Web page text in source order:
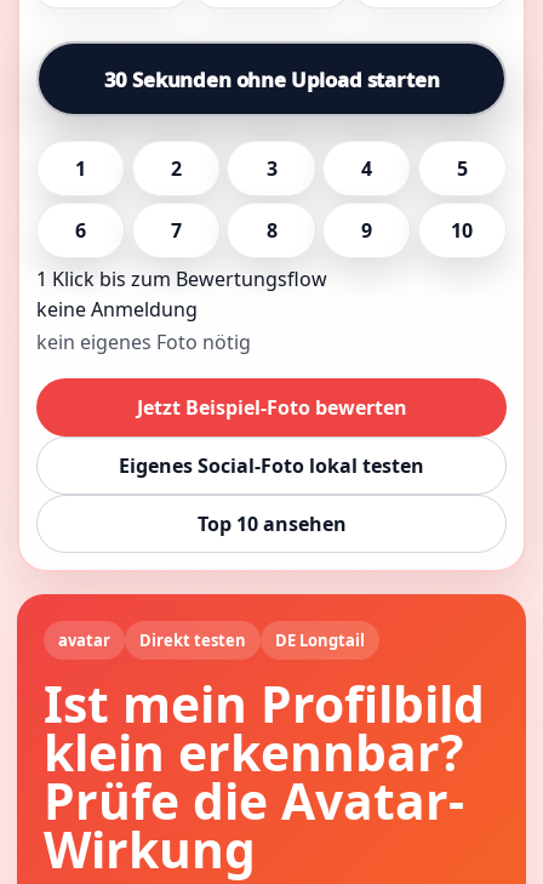
30 Sekunden ohne Upload starten
1 2 3 4 5
6 7 8 9
10
1 Klick bis zum Bewertungsflow
keine Anmeldung
kein eigenes Foto nötig
Jetzt Beispiel-Foto bewerten
Eigenes Social-Foto lokal testen
Top 10 ansehen
avatar Direkt testen DE Longtail
Ist mein Profilbild
klein erkennbar?
Prüfe die Avatar-
Wirkung